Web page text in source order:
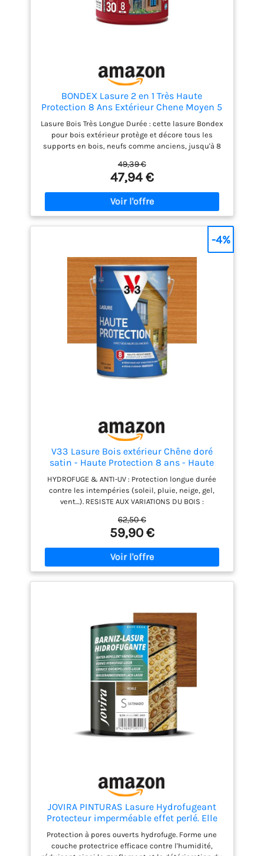
BONDEX Lasure 2 en 1 Très Haute
Protection 8 Ans Extérieur Chene Moyen 5
Lasure Bois Très Longue Durée : cette lasure Bondex
pour bois extérieur protège et décore tous les
supports en bois, neufs comme anciens, jusqu'à 8
portails, bardages et grandes surfaces exposées
aux intempéries Très Haute Protection : à la
formulation acrylique, cette lasure pour bois
extérieur offre une protection optimale contre les
rayons UV, l'humidité et les intempéries, même
sous une pluie battante. Garantie 8 ans, elle
cette lasure prévient le développement des
mousses, des champignons et des moisissures qui
pourraient noircir et dégrader le support au fil du
temps, assurant une protection saine et un rendu
esthétique durable Utilisation : idéale en
rénovation, cette lasure extérieure ne laisse pas de
trace et se pose sur d'anciennes lasures. Elle
s'applique facilement au pinceau ou à la brosse
plate et sèche rapidement, en environ 4 heures
entre deux couches, pour un chantier sans attente
Bondex, Expert du Bois : forte de plus d'un siècle
d'expérience dans l'univers du bois, la marque
pour des surfaces durablement sublimées
49,39 €
47,94 €
V33 Lasure Bois extérieur Chêne doré
satin - Haute Protection 8 ans - Haute
résistance hydrofuge et anti-UV - Résiste
aux variations du bois - Ecolabel, résine
d'origine végétale - 5L
HYDROFUGE & ANTI-UV : Protection longue durée
contre les intempéries (soleil, pluie, neige, gel,
vent…). RESISTE AUX VARIATIONS DU BOIS :
Texture anti-goutte. ECOLABEL : Formulée à base de
résine d’origine végétale et certifiée Ecolabel
INFORMATIONS UTILES : L'aspect en pot peut être
différent de la teinte choisie, le résultat s'apprécie
après séchage des 2 couches. Séchage rapide 1h
sec au toucher - 3h entre 2 couches - séchage
à peinture. Nettoyage des outils : Eau V33, une
marque française engagée pour l’emploi local :
entreprise familiale depuis 1957. 700 salaries
conçoivent et fabriquent au cœur du jura. Pour
l’environnement : 30 ans d'amélioration continue et
un site certifie iso 14001 depuis 2001. Pour la qualité
: performance garantie en testant 100% de nos
produits
62,50 €
59,90 €
-4%
JOVIRA PINTURAS Lasure Hydrofugeant
Protecteur imperméable effet perlé. Elle
protège, décore et embellit tous les types
de bois. (750 millilitres, Chêne)
Protection à pores ouverts hydrofuge. Forme une
couche protectrice efficace contre l'humidité,